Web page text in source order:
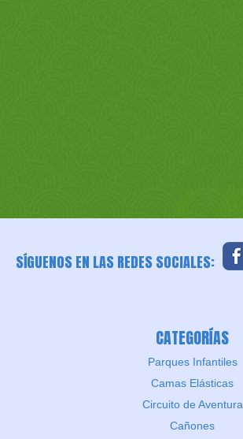
SÍGUENOS EN LAS REDES SOCIALES:
CATEGORÍAS
Parques Infantiles
Camas Elásticas
Circuito de Aventura
Cañones